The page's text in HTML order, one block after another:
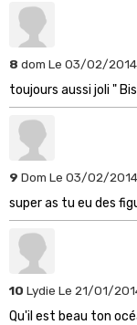
8 dom Le 03/02/2014
toujours aussi joli "
9 Dom Le 03/02/2014
super as tu eu des
10 Lydie Le 21/01/
Qu'il est beau ton